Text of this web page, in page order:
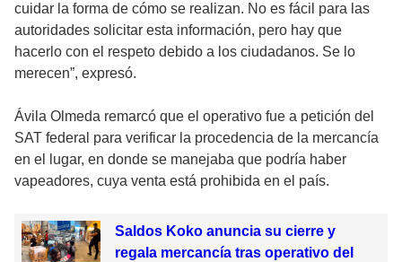
cuidar la forma de cómo se realizan. No es fácil para las
autoridades solicitar esta información, pero hay que
hacerlo con el respeto debido a los ciudadanos. Se lo
merecen”, expresó.
Ávila Olmeda remarcó que el operativo fue a petición del
SAT federal para verificar la procedencia de la mercancía
en el lugar, en donde se manejaba que podría haber
vapeadores, cuya venta está prohibida en el país.
Saldos Koko anuncia su cierre y
regala mercancía tras operativo del